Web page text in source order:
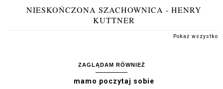
NIESKOŃCZONA SZACHOWNICA - HENRY
KUTTNER
Pokaż wszystko
ZAGLĄDAM RÓWNIEŻ
mamo poczytaj sobie